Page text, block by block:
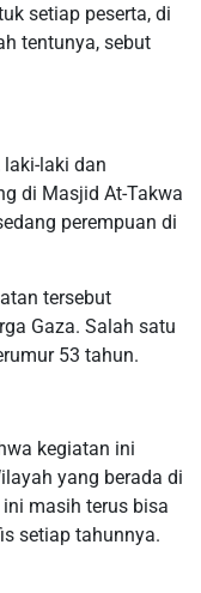
setiap peserta, di
tentunya, sebut
laki-laki dan
di Masjid At-Takwa
perempuan di
tersebut
Gaza. Salah satu
53 tahun.
kegiatan ini
yang berada di
masih terus bisa
setiap tahunnya.